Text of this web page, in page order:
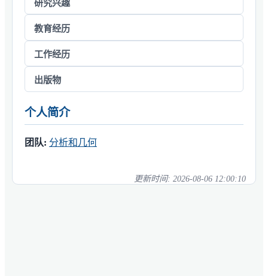
研究兴趣
教育经历
工作经历
出版物
个人简介
团队: 分析和几何
更新时间: 2026-08-06 12:00:10